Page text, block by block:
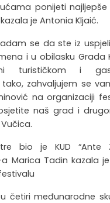
ponijeti najljepše
je Antonia Kljaić.
se da ste iz
i u obilasku Grada
turističkom i
zahvaljujem se
na organizaciji
naš grad i
bio je KUD “Ante
a Marica Tadin kazala
četiri međunarodne